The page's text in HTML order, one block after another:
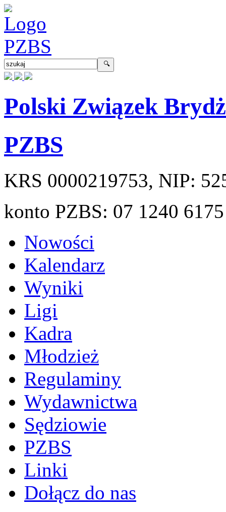
Polski Związek
PZBS
KRS 0000219753, NIP:
konto PZBS: 07 1240
Nowości
Kalendarz
Wyniki
Ligi
Kadra
Młodzież
Regulaminy
Wydawnictwa
Sędziowie
PZBS
Linki
Dołącz do nas